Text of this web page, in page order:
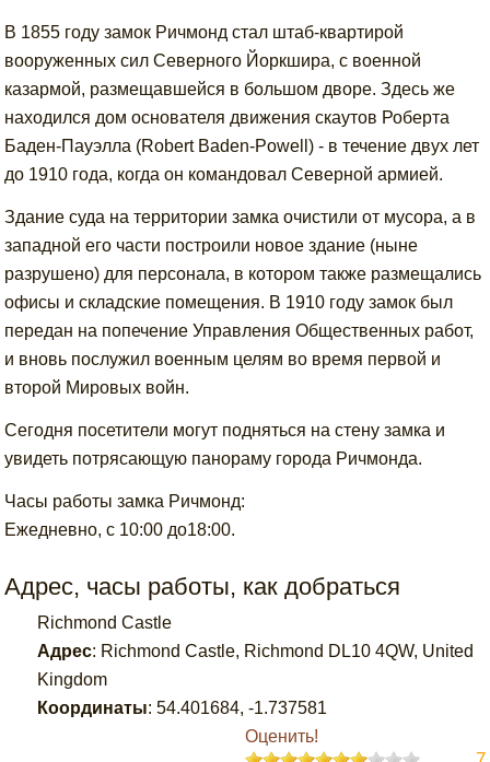
В 1855 году замок Ричмонд стал штаб-квартирой
вооруженных сил Северного Йоркшира, с военной
казармой, размещавшейся в большом дворе. Здесь же
находился дом основателя движения скаутов Роберта
Баден-Пауэлла (Robert Baden-Powell) - в течение двух лет
до 1910 года, когда он командовал Северной армией.
Здание суда на территории замка очистили от мусора, а в
западной его части построили новое здание (ныне
разрушено) для персонала, в котором также размещались
офисы и складские помещения. В 1910 году замок был
передан на попечение Управления Общественных работ,
и вновь послужил военным целям во время первой и
второй Мировых войн.
Сегодня посетители могут подняться на стену замка и
увидеть потрясающую панораму города Ричмонда.
Часы работы замка Ричмонд:
Ежедневно, с 10:00 до18:00.
Адрес, часы работы, как добраться
Richmond Castle
Адрес: Richmond Castle, Richmond DL10 4QW, United
Kingdom
Координаты: 54.401684,-1.737581
Оценить!